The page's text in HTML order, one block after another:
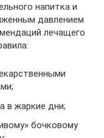
напитка и
давлением
лечащего
в жаркие дни;
бочковому